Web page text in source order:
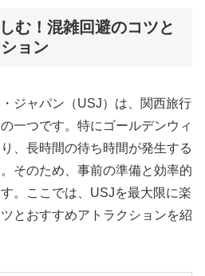
む！混雑回避のコツと
ョン
ジャパン（USJ）は、関西旅行
一つです。特にゴールデンウィ
、長時間の待ち時間が発生する
そのため、事前の準備と効率的
。ここでは、USJを最大限に楽
とおすすめアトラクションを紹